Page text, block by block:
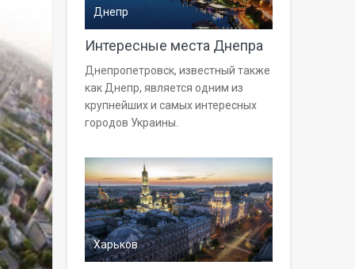
Днепр
Интересные места Днепра
Днепропетровск, известный также
как Днепр, является одним из
крупнейших и самых интересных
городов Украины.
Харьков